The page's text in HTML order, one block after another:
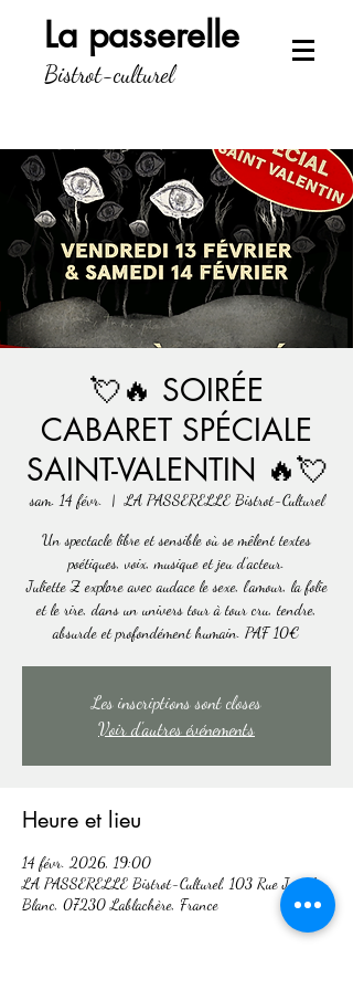
La passerelle
Bistrot-culturel
💘🔥 SOIRÉE
CABARET SPÉCIALE
SAINT-VALENTIN 🔥💘
sam. 14 févr.
  |
LA PASSERELLE Bistrot-Culturel
Un spectacle libre et sensible où se mêlent textes
poétiques, voix, musique et jeu d’acteur.
Juliette Z explore avec audace le sexe, l’amour, la folie
et le rire, dans un univers tour à tour cru, tendre,
absurde et profondément humain. PAF 10€
Les inscriptions sont closes
Voir d'autres événements
Heure et lieu
14 févr. 2026, 19:00
LA PASSERELLE Bistrot-Culturel, 103 Rue Joseph
Blanc, 07230 Lablachère, France